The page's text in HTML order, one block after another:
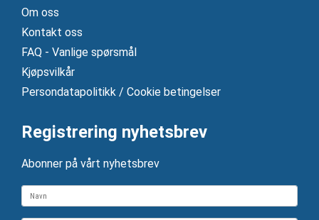
Om oss
Kontakt oss
FAQ - Vanlige spørsmål
Kjøpsvilkår
Persondatapolitikk / Cookie betingelser
Registrering nyhetsbrev
Abonner på vårt nyhetsbrev